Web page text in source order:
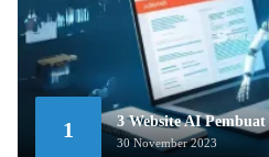
1 3 Website AI
30 November 2023